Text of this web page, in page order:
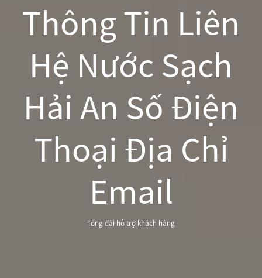
Thông Tin Liên
Hệ Nước Sạch
Hải An Số Điện
Thoại Địa Chỉ
Email
Tổng đài hỗ trợ khách hàng